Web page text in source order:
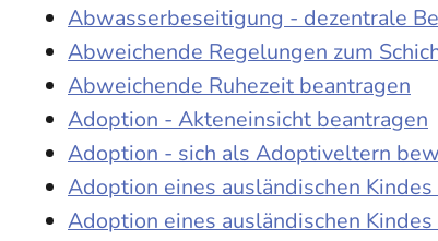
Abwasserbeseitigung - dezentrale
Abweichende Regelungen zum
Abweichende Ruhezeit beantragen
Adoption - Akteneinsicht beantragen
Adoption - sich als Adoptiveltern
Adoption eines ausländischen
Adoption eines ausländischen